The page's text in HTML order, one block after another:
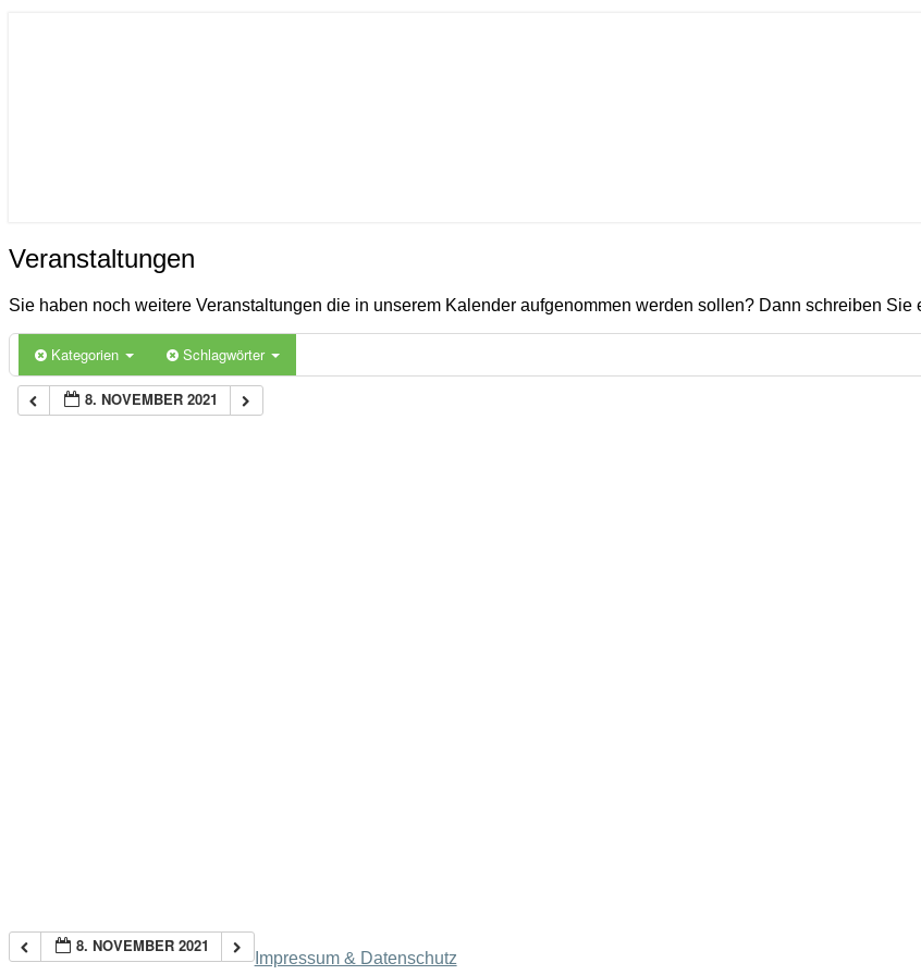
Veranstaltungen
Veranstaltungen
Sie haben noch weitere Veranstaltungen die in unserem Kalender aufgenommen werden sollen? Dann schreiben Sie
Kategorien Schlagwörter
8. NOVEMBER 2021
8. NOVEMBER 2021
Impressum & Datenschutz